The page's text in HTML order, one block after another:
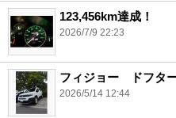
123,456km達成！
2026/7/9 22:23
フィジョー ドフタ
2026/5/14 12:44